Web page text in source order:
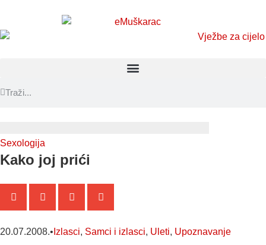
Sexologija
Kako joj prići
20.07.2008.• Izlasci, Samci i izlasci, Uleti, Upoznavanje